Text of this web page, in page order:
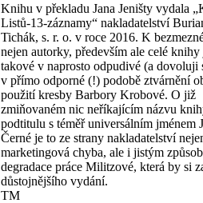
Knihu v překladu Jana Jeništy vydala
Listů-13-záznamy“ nakladatelství
Tichák, s. r. o. v roce 2016. K
nejen autorky, především ale celé
takové v naprosto odpudivé (a dovoluji
v přímo odporné (!) podobě ztvárnění
použití kresby Barbory Krobové. O již
zmiňovaném nic neříkajícím názvu
podtitulu s téměř universálním jménem
Černé je to ze strany nakladatelství
marketingová chyba, ale i jistým
degradace práce Militzové, která by si
důstojnějšího vydání.
TM